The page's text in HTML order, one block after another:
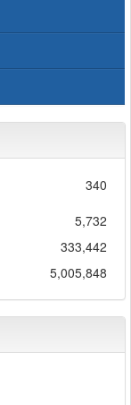
340
5,732
333,442
5,005,848